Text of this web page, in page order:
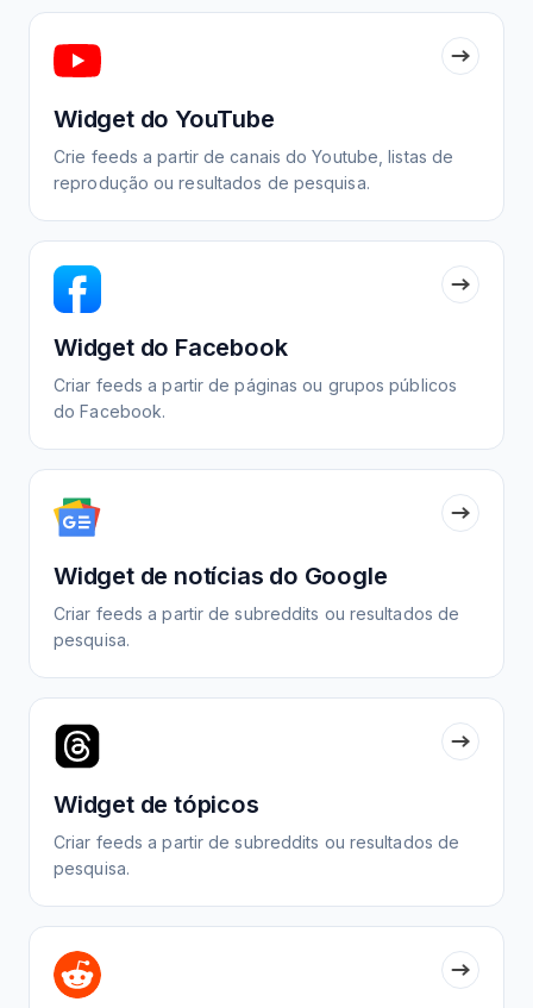
Widget do YouTube
Crie feeds a partir de canais do Youtube, listas de
reprodução ou resultados de pesquisa.
Widget do Facebook
Criar feeds a partir de páginas ou grupos públicos
do Facebook.
Widget de notícias do Google
Criar feeds a partir de subreddits ou resultados de
pesquisa.
Widget de tópicos
Criar feeds a partir de subreddits ou resultados de
pesquisa.